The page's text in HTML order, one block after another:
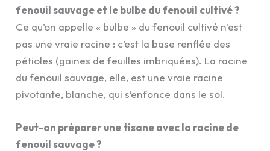
fenouil sauvage et le bulbe du fenouil cultivé ?
Ce qu’on appelle « bulbe » du fenouil cultivé n’est
pas une vraie racine : c’est la base renflée des
pétioles (gaines de feuilles imbriquées). La racine
du fenouil sauvage, elle, est une vraie racine
pivotante, blanche, qui s’enfonce dans le sol.
Peut-on préparer une tisane avec la racine de
fenouil sauvage ?